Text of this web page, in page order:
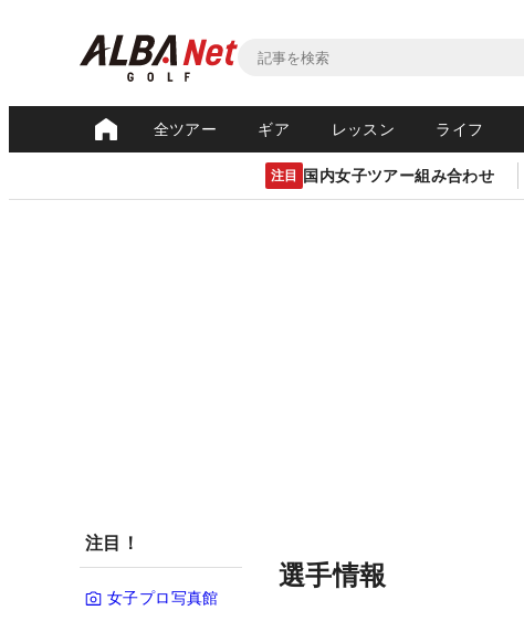
全ツアー ギア レッスン ライフ
注目 国内女子ツアー組み合わせ
注目！
女子プロ写真館
選手情報